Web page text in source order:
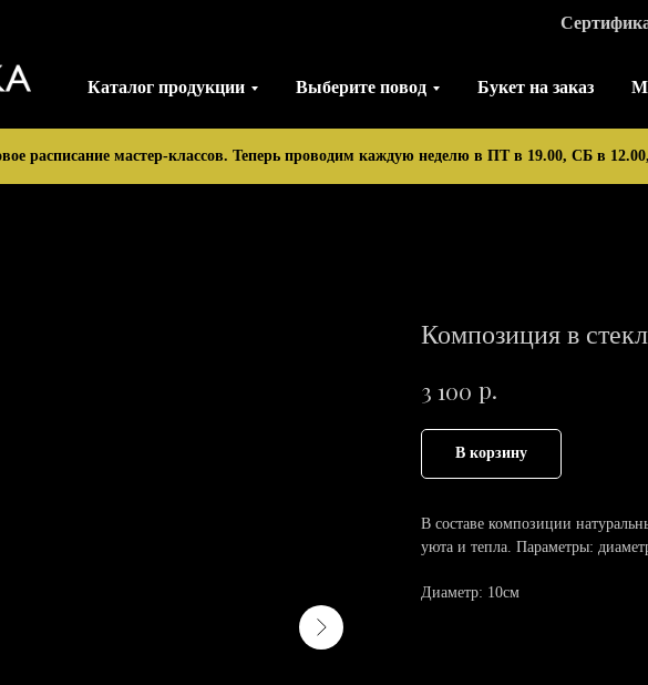
Каталог продукции Выберите повод Букет на заказ
расписание мастер-классов. Теперь проводим каждую неделю в ПТ в 19.00, СБ в
Композиция в
3 100 р.
В корзину
В составе композиции
уюта и тепла. Параметры:
Диаметр: 10см